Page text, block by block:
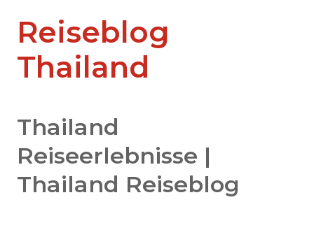
Reiseblog
Thailand
Thailand
Reiseerlebnisse |
Thailand Reiseblog